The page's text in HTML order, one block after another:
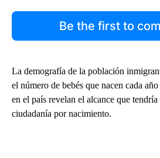
Be the first to
La demografía de la población
el número de bebés que nacen cada
en el país revelan el alcance que
ciudadanía por nacimiento.